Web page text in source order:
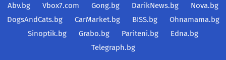
Abv.bg Vbox7.com Gong.bg DarikNews.bg
Nova.bg
DogsAndCats.bg
CarMarket.bg BISS.bg
Ohnamama.bg
Sinoptik.bg
Grabo.bg Pariteni.bg
Edna.bg
Telegraph.bg